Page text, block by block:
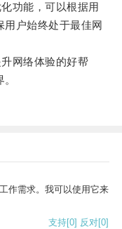
功能，可以根据用
用户始终处于最佳网
网络体验的好帮
作需求。我可以使用它来
支持[0] 反对[0]